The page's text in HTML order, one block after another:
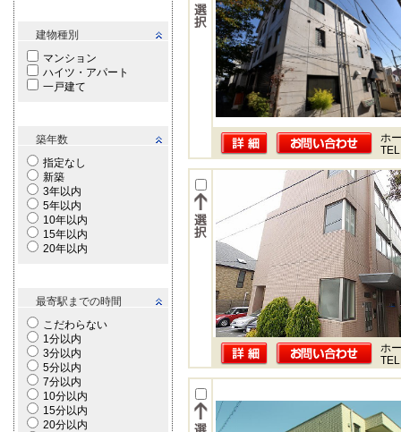
建物種別
マンション
ハイツ・アパート
一戸建て
築年数
指定なし
新築
3年以内
5年以内
10年以内
15年以内
20年以内
最寄駅までの時間
こだわらない
1分以内
3分以内
5分以内
7分以内
10分以内
15分以内
20分以内
ホ
ホ